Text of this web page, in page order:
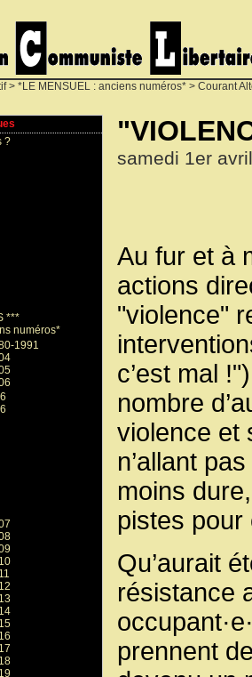
> *LE MENSUEL : anciens numéros* > Courant
samedi 1er
Au fur et à
actions
"violence"
c’est mal
nombre
violence et
n’allant
moins
pistes pour
Qu’aurait
résistance
prennent
?
***
numéros*
1991